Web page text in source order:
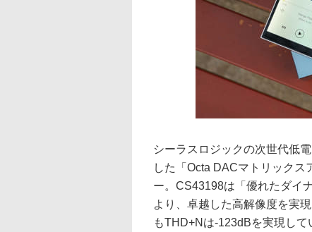
シーラスロジックの次世代低
した「Octa DACマトリック
ー。CS43198は「優れたダイ
より、卓越した高解像度を実
もTHD+Nは-123dBを実現して